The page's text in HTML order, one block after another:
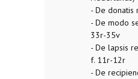
- De donatis
- De modo
33r-35v
- De lapsis
f. 11r-12r
- De